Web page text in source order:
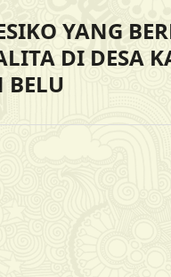
YANG
DI DESA
BELU